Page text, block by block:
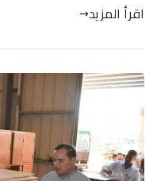
اقرأ المزيد